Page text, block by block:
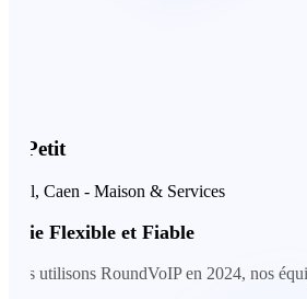
Caen - Maison & Services
Flexible et Fiable
RoundVoIP en 2024, nos